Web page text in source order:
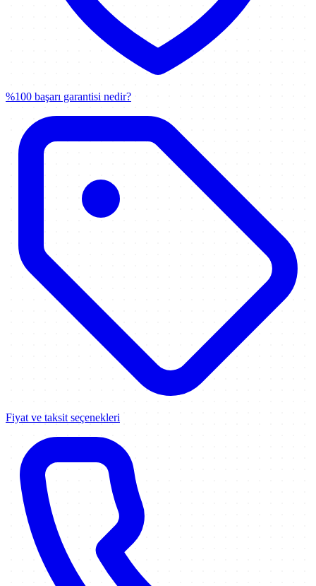
%100 başarı garantisi nedir?
Fiyat ve taksit seçenekleri